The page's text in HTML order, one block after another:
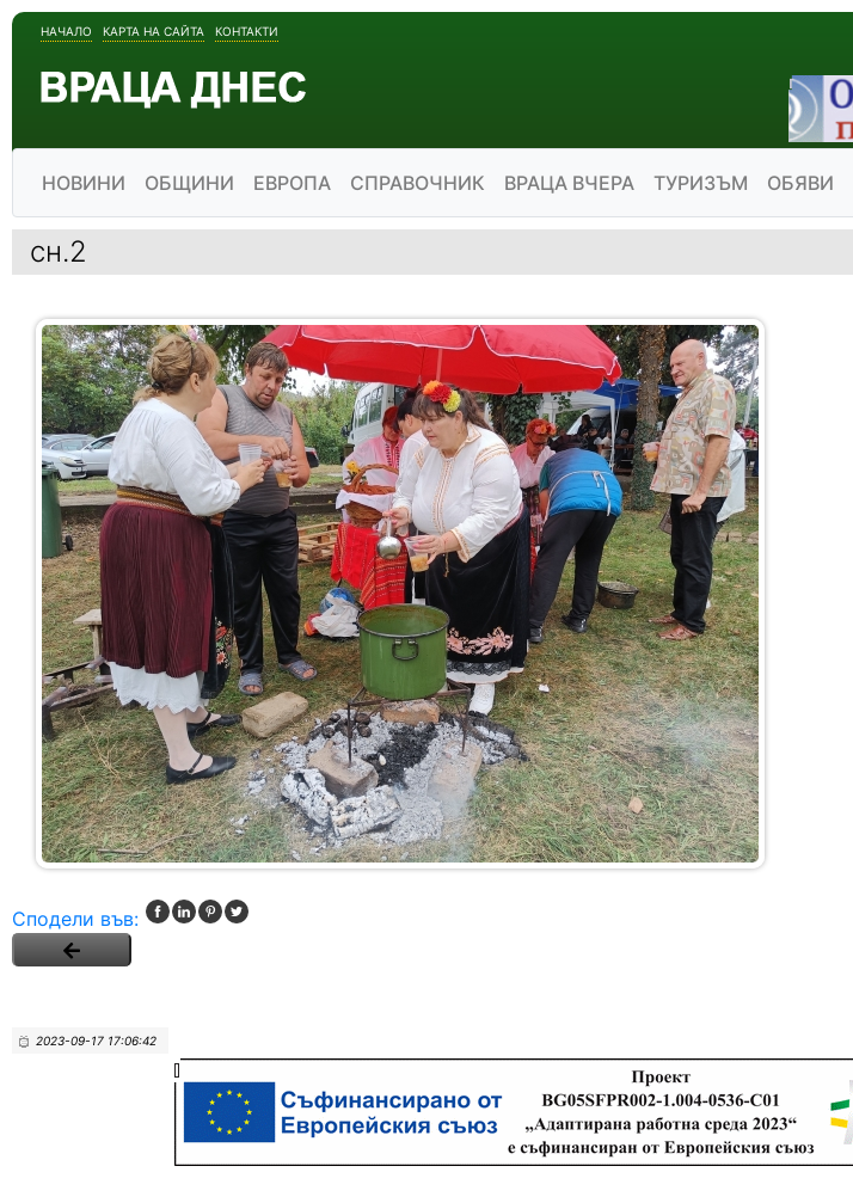
НАЧАЛО КАРТА НА САЙТА КОНТАКТИ
НОВИНИ ОБЩИНИ ЕВРОПА СПРАВОЧНИК ВРАЦА ВЧЕРА ТУРИЗЪМ ОБЯВИ
сн.2
Сподели във:
2023-09-17 17:06:42